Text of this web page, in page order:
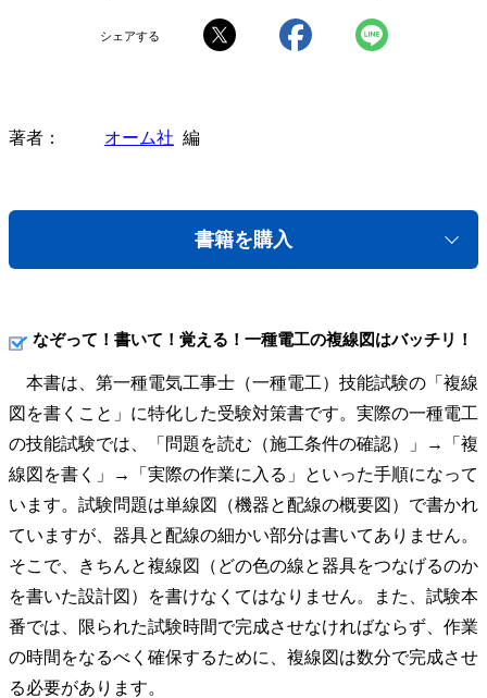
シェアする
著者 オーム社 編
書籍を購入
なぞって！書いて！覚える！一種電工の複線図はバッチリ！
本書は、第一種電気工事士（一種電工）技能試験の「複線
図を書くこと」に特化した受験対策書です。実際の一種電工
の技能試験では、「問題を読む（施工条件の確認）」→「複
線図を書く」→「実際の作業に入る」といった手順になって
います。試験問題は単線図（機器と配線の概要図）で書かれ
ていますが、器具と配線の細かい部分は書いてありません。
そこで、きちんと複線図（どの色の線と器具をつなげるのか
を書いた設計図）を書けなくてはなりません。また、試験本
番では、限られた試験時間で完成させなければならず、作業
の時間をなるべく確保するために、複線図は数分で完成させ
る必要があります。